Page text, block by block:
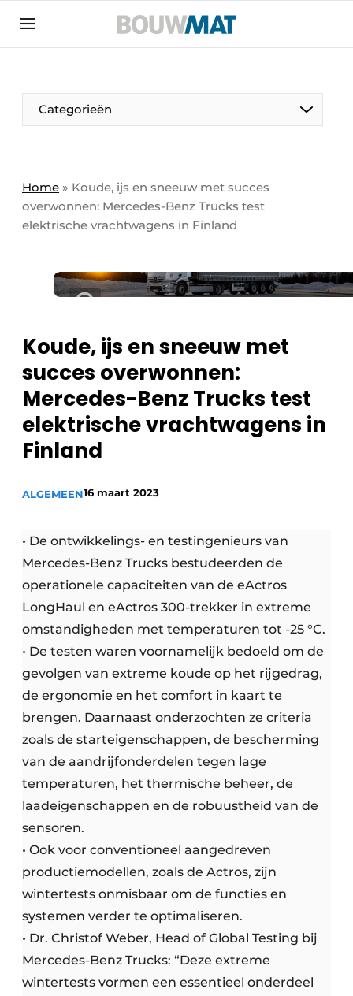
Aanmelden
Bedrijven
Bedrijven
Direct contact
Meest gelezen
Podcasts
Privacy / Cookie statement
Vacature aanmelden
Vacatures
Video’s
Categorieën
Home » Koude, ijs en sneeuw met succes
overwonnen: Mercedes-Benz Trucks test
elektrische vrachtwagens in Finland
Koude, ijs en sneeuw met
succes overwonnen:
Mercedes-Benz Trucks test
elektrische vrachtwagens in
Finland
ALGEMEEN16 maart 2023
• De ontwikkelings- en testingenieurs van
Mercedes-Benz Trucks bestudeerden de
operationele capaciteiten van de eActros
LongHaul en eActros 300-trekker in extreme
omstandigheden met temperaturen tot -25 °C.
• De testen waren voornamelijk bedoeld om de
gevolgen van extreme koude op het rijgedrag,
de ergonomie en het comfort in kaart te
brengen. Daarnaast onderzochten ze criteria
zoals de starteigenschappen, de bescherming
van de aandrijfonderdelen tegen lage
temperaturen, het thermische beheer, de
laadeigenschappen en de robuustheid van de
sensoren.
• Ook voor conventioneel aangedreven
productiemodellen, zoals de Actros, zijn
wintertests onmisbaar om de functies en
systemen verder te optimaliseren.
• Dr. Christof Weber, Head of Global Testing bij
Mercedes-Benz Trucks: “Deze extreme
wintertests vormen een essentieel onderdeel